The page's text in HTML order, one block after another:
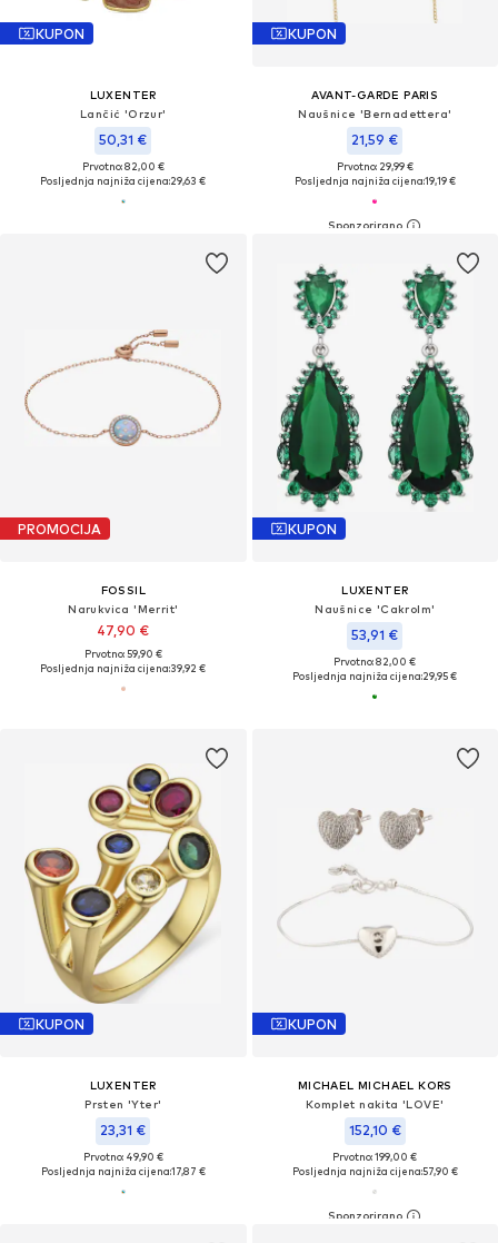
KUPON
LUXENTER
Lančić 'Orzur'
50,31 €
Prvotno: 82,00 €
Posljednja najniža cijena:29,63 €
KUPON
AVANT-GARDE PARIS
Naušnice 'Bernadettera'
21,59 €
Prvotno: 29,99 €
Posljednja najniža cijena:19,19 €
PROMOCIJA
FOSSIL
Narukvica 'Merrit'
47,90 €
Prvotno: 59,90 €
Posljednja najniža cijena:39,92 €
KUPON
LUXENTER
Naušnice 'Cakrolm'
53,91 €
Prvotno: 82,00 €
Posljednja najniža cijena:29,95 €
KUPON
LUXENTER
Prsten 'Yter'
23,31 €
Prvotno: 49,90 €
Posljednja najniža cijena:17,87 €
KUPON
MICHAEL MICHAEL KORS
Komplet nakita 'LOVE'
152,10 €
Prvotno: 199,00 €
Posljednja najniža cijena:57,90 €